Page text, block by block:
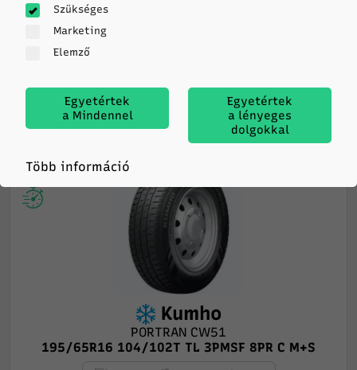
Feladás hétfőn
Kumho
PORTRAN CW51
195/65R16 104/102T TL 3PMSF 8PR C M+S
Szükséges
Marketing
Elemző
Egyetértek
a Mindennel
Egyetértek
a lényeges
dolgokkal
Több információ